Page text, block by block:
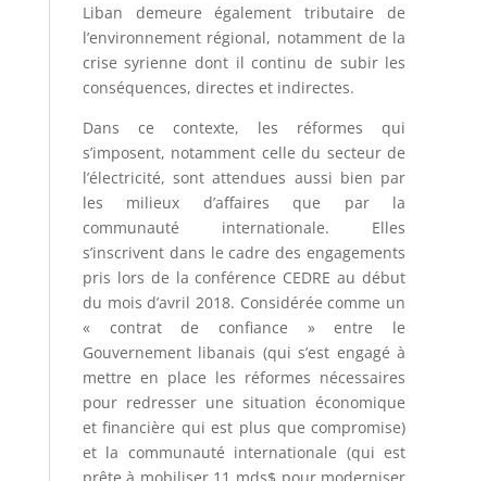
Liban demeure également tributaire de
l’environnement régional, notamment de la
crise syrienne dont il continu de subir les
conséquences, directes et indirectes.
Dans ce contexte, les réformes qui
s’imposent, notamment celle du secteur de
l’électricité, sont attendues aussi bien par
les milieux d’affaires que par la
communauté internationale. Elles
s’inscrivent dans le cadre des engagements
pris lors de la conférence CEDRE au début
du mois d’avril 2018. Considérée comme un
« contrat de confiance » entre le
Gouvernement libanais (qui s’est engagé à
mettre en place les réformes nécessaires
pour redresser une situation économique
et financière qui est plus que compromise)
et la communauté internationale (qui est